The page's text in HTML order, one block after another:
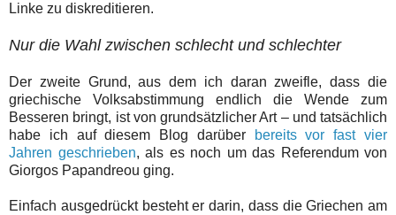
Linke zu diskreditieren.
Nur die Wahl zwischen schlecht und schlechter
Der zweite Grund, aus dem ich daran zweifle, dass die
griechische Volksabstimmung endlich die Wende zum
Besseren bringt, ist von grundsätzlicher Art – und tatsächlich
habe ich auf diesem Blog darüber
bereits vor fast vier
Jahren geschrieben, als es noch um das Referendum von
Giorgos Papandreou ging.
Einfach ausgedrückt besteht er darin, dass die Griechen am